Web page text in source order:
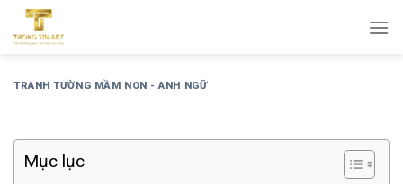
qua
dungTRANH TƯỜNG MẦM NON - ANH NGỮ
Mục lục